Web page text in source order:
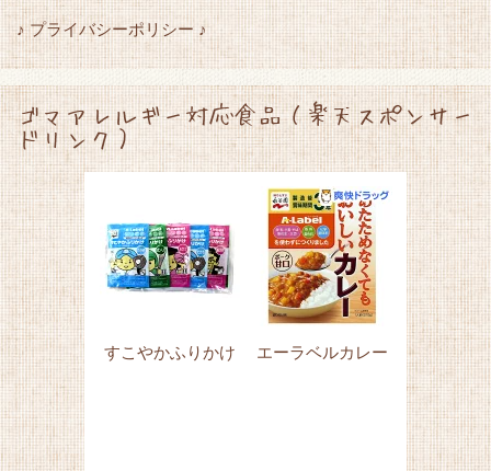
♪ プライバシーポリシー ♪
ゴマアレルギー対応食品（楽天スポンサー
ドリンク）
すこやかふりかけ エーラベルカレー